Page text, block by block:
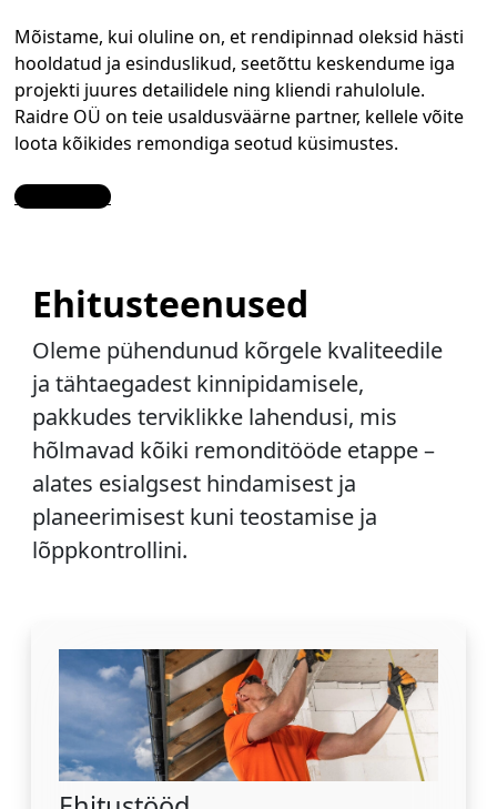
Mõistame, kui oluline on, et rendipinnad oleksid hästi
hooldatud ja esinduslikud, seetõttu keskendume iga
projekti juures detailidele ning kliendi rahulolule.
Raidre OÜ on teie usaldusväärne partner, kellele võite
loota kõikides remondiga seotud küsimustes.
Contact Us
Ehitusteenused
Oleme pühendunud kõrgele kvaliteedile
ja tähtaegadest kinnipidamisele,
pakkudes terviklikke lahendusi, mis
hõlmavad kõiki remonditööde etappe –
alates esialgsest hindamisest ja
planeerimisest kuni teostamise ja
lõppkontrollini.